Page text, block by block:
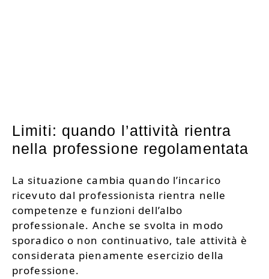
Limiti: quando l’attività rientra
nella professione regolamentata
La situazione cambia quando l’incarico
ricevuto dal professionista rientra nelle
competenze e funzioni dell’albo
professionale. Anche se svolta in modo
sporadico o non continuativo, tale attività è
considerata pienamente esercizio della
professione.